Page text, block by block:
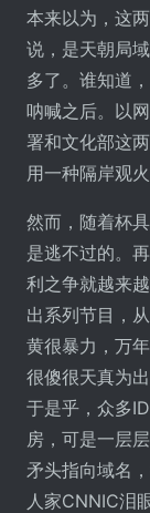
本来以为，这
说，是天朝局
多了。谁知道
呐喊之后。以
署和文化部这
用一种隔岸观
然而，随着杯
是逃不过的。
利之争就越来
出系列节目，
黄很暴力，万
很傻很天真为
于是乎，众多
房，可是一层
矛头指向域名
人家CNNIC泪